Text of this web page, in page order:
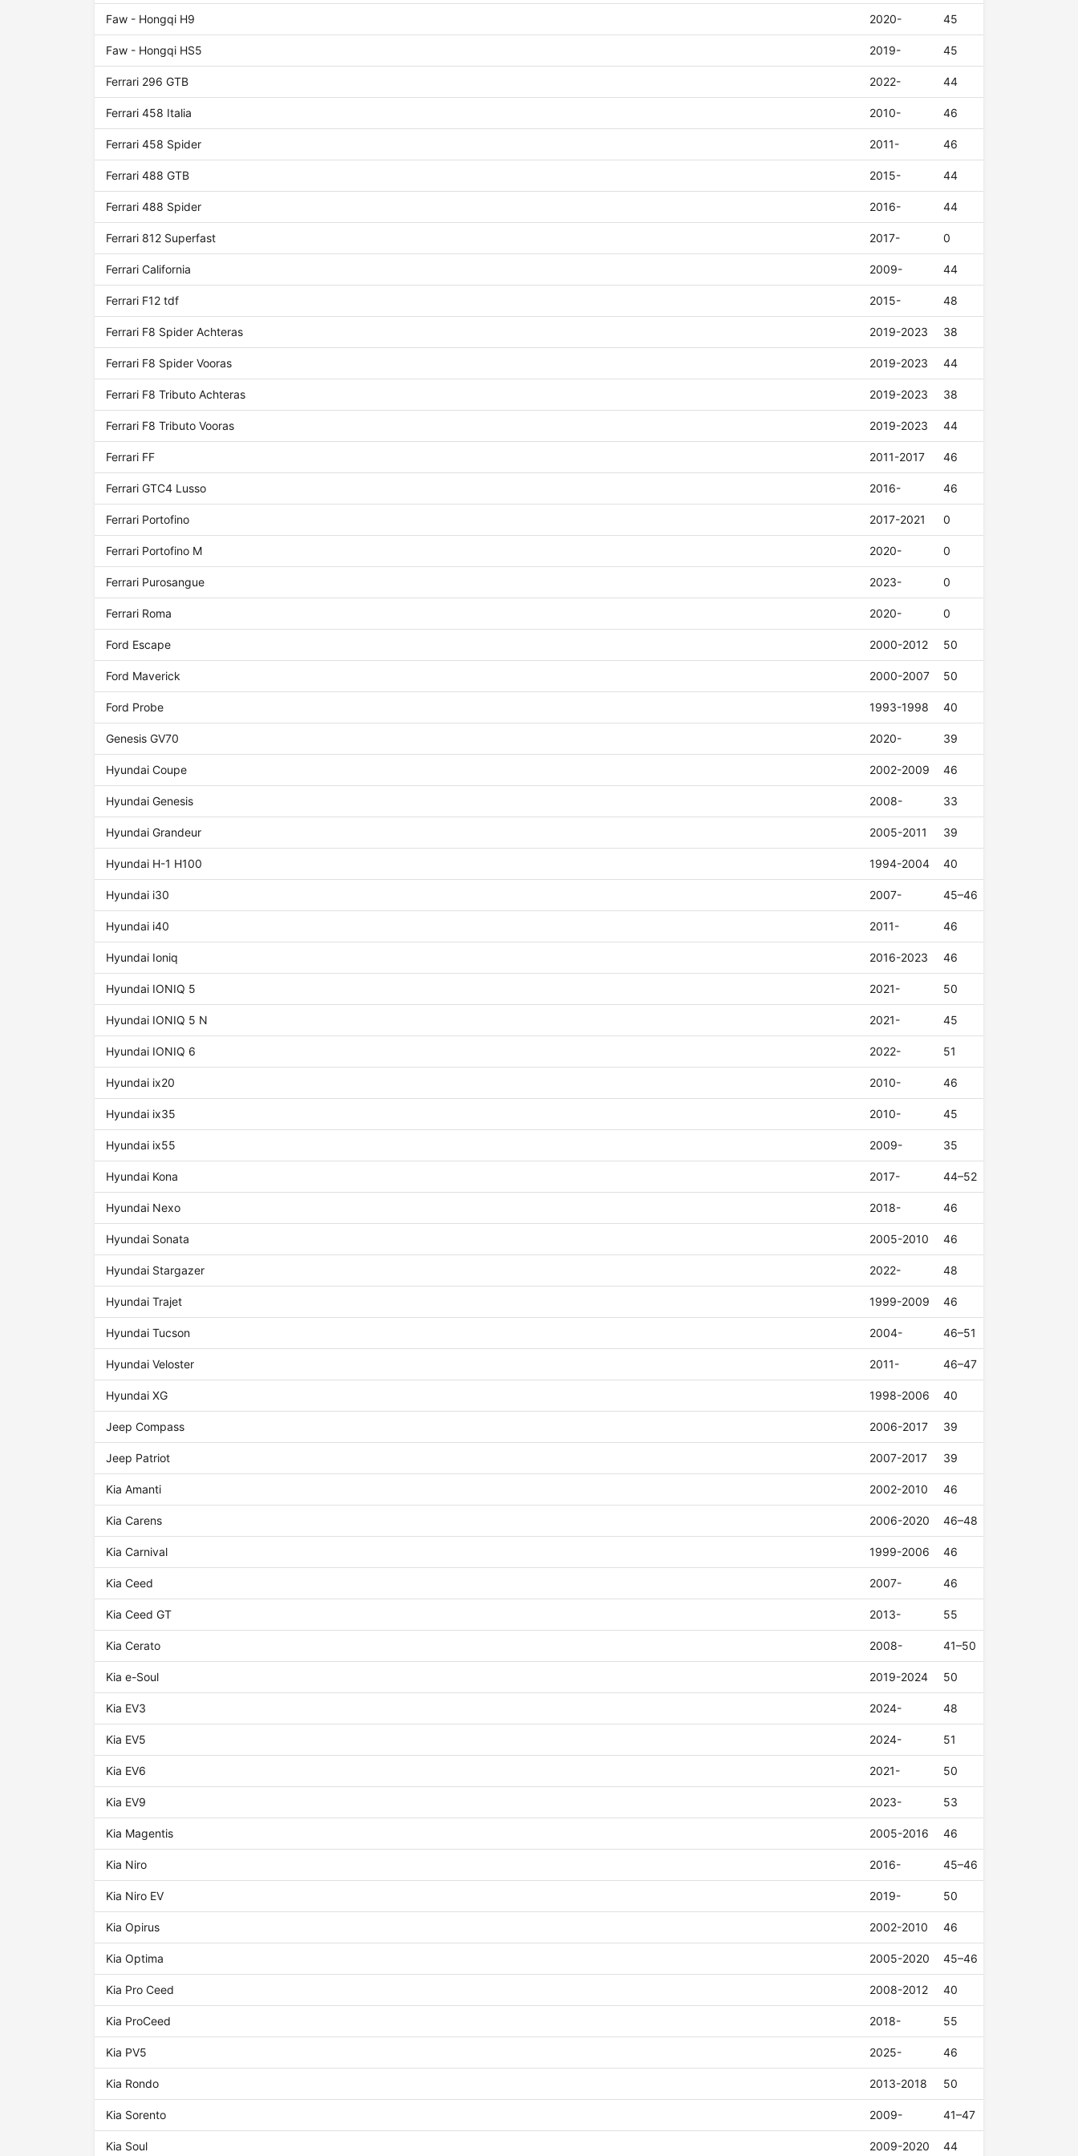
Faw - Hongqi H9 2020- 45
Faw - Hongqi HS5 2019- 45
Ferrari 296 GTB 2022- 44
Ferrari 458 Italia 2010- 46
Ferrari 458 Spider 2011- 46
Ferrari 488 GTB 2015- 44
Ferrari 488 Spider 2016- 44
Ferrari 812 Superfast 2017- 0
Ferrari California 2009- 44
Ferrari F12 tdf 2015- 48
Ferrari F8 Spider Achteras 2019-2023 38
Ferrari F8 Spider Vooras 2019-2023 44
Ferrari F8 Tributo Achteras 2019-2023 38
Ferrari F8 Tributo Vooras 2019-2023 44
Ferrari FF 2011-2017 46
Ferrari GTC4 Lusso 2016- 46
Ferrari Portofino 2017-2021 0
Ferrari Portofino M 2020- 0
Ferrari Purosangue 2023- 0
Ferrari Roma 2020- 0
Ford Escape 2000-2012 50
Ford Maverick 2000-2007 50
Ford Probe 1993-1998 40
Genesis GV70 2020- 39
Hyundai Coupe 2002-2009 46
Hyundai Genesis 2008- 33
Hyundai Grandeur 2005-2011 39
Hyundai H-1 H100 1994-2004 40
Hyundai i30 2007- 45–46
Hyundai i40 2011- 46
Hyundai Ioniq 2016-2023 46
Hyundai IONIQ 5 2021- 50
Hyundai IONIQ 5 N 2021- 45
Hyundai IONIQ 6 2022- 51
Hyundai ix20 2010- 46
Hyundai ix35 2010- 45
Hyundai ix55 2009- 35
Hyundai Kona 2017- 44–52
Hyundai Nexo 2018- 46
Hyundai Sonata 2005-2010 46
Hyundai Stargazer 2022- 48
Hyundai Trajet 1999-2009 46
Hyundai Tucson 2004- 46–51
Hyundai Veloster 2011- 46–47
Hyundai XG 1998-2006 40
Jeep Compass 2006-2017 39
Jeep Patriot 2007-2017 39
Kia Amanti 2002-2010 46
Kia Carens 2006-2020 46–48
Kia Carnival 1999-2006 46
Kia Ceed 2007- 46
Kia Ceed GT 2013- 55
Kia Cerato 2008- 41–50
Kia e-Soul 2019-2024 50
Kia EV3 2024- 48
Kia EV5 2024- 51
Kia EV6 2021- 50
Kia EV9 2023- 53
Kia Magentis 2005-2016 46
Kia Niro 2016- 45–46
Kia Niro EV 2019- 50
Kia Opirus 2002-2010 46
Kia Optima 2005-2020 45–46
Kia Pro Ceed 2008-2012 40
Kia ProCeed 2018- 55
Kia PV5 2025- 46
Kia Rondo 2013-2018 50
Kia Sorento 2009- 41–47
Kia Soul 2009-2020 44